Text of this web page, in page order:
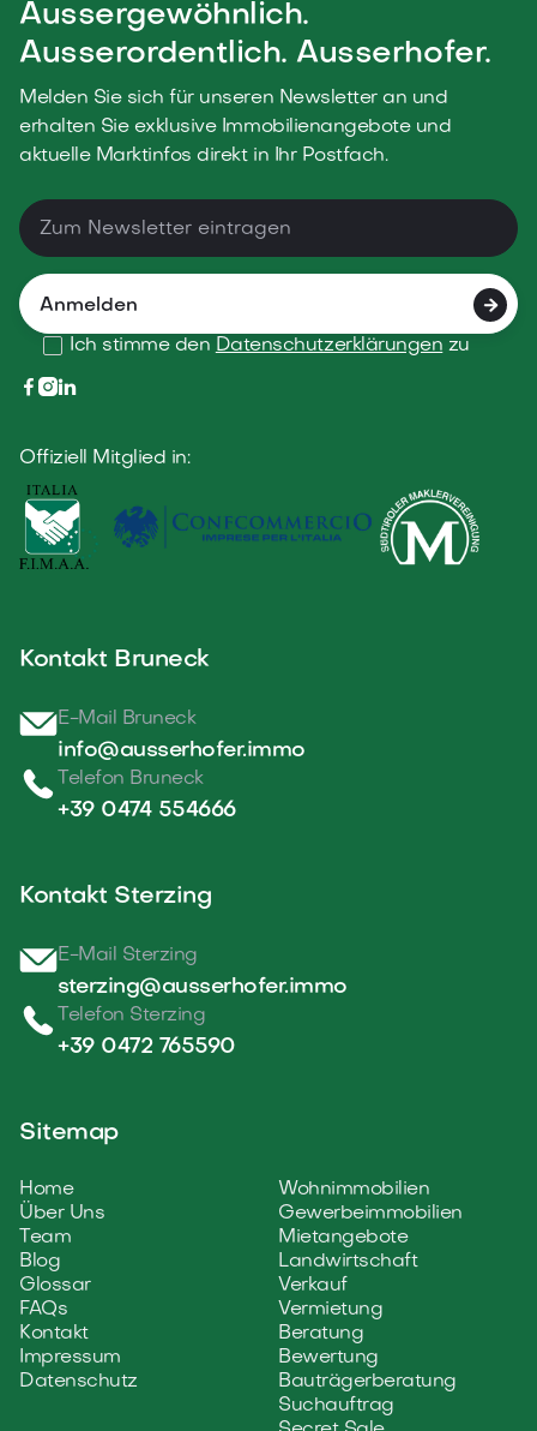
Aussergewöhnlich.
Ausserordentlich. Ausserhofer.
Melden Sie sich für unseren Newsletter an und
erhalten Sie exklusive Immobilienangebote und
aktuelle Marktinfos direkt in Ihr Postfach.

Ich stimme den Datenschutzerklärungen zu
 
Offiziell Mitglied in:
Kontakt Bruneck
E-Mail Bruneck
info@ausserhofer.immo
Telefon Bruneck
+39 0474 554666
Kontakt Sterzing
E-Mail Sterzing
sterzing@ausserhofer.immo
Telefon Sterzing
+39 0472 765590
Sitemap
Home
Über Uns
Team
Blog
Glossar
FAQs
Kontakt
Impressum
Datenschutz
Wohnimmobilien
Gewerbeimmobilien
Mietangebote
Landwirtschaft
Verkauf
Vermietung
Beratung
Bewertung
Bauträgerberatung
Suchauftrag